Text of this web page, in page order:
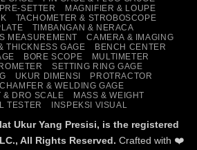
SETTER
MAGNIFIER & LOUPE
TACHOMETER & STROBOSCOPE
TIMBANGAN & NERACA
MEASUREMENT
CAMERA & IMAGING
THICKNESS GAGE
BENCH CENTER
BORE SCOPE
MULTIMETER
SETTING RING GAGE
UKUR DIMENSI
PROTRACTOR
& WELDING GAGE
& DRO SCALE
MASS & WEIGHT
TESTER
INSPEKSI VISUAL
Ukur Yang Presisi, is the registered
All Rights Reserved. Crafted with ❤️